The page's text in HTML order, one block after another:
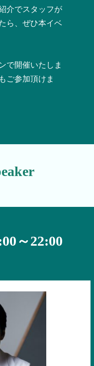
介でスタッフが
ら、ぜひ本イベ
で開催いたしま
ご参加頂けま
～22:00